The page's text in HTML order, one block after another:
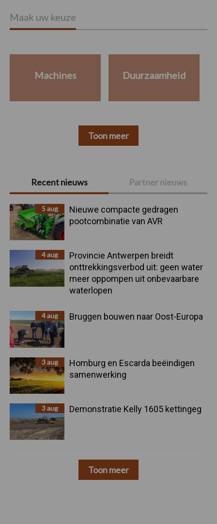
Primaire
Sidebar
Recent nieuws Partner nieuws
5 aug
Nieuwe compacte gedragen
pootcombinatie van AVR
4 aug
Provincie Antwerpen breidt
onttrekkingsverbod uit: geen water
meer oppompen uit onbevaarbare
waterlopen
4 aug Bruggen bouwen naar Oost-Europa
3 aug
Homburg en Escarda beëindigen
samenwerking
3 aug Demonstratie Kelly 1605 kettingeg
Toon meer
Maak uw keuze
Machines Duurzaamheid
Toon meer